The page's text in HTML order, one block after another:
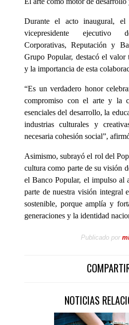
Durante el acto inaugural, el
vicepresidente ejecutivo
Corporativas, Reputación y
Grupo Popular, destacó el valor
y la importancia de esta
“Es un verdadero honor
compromiso con el arte y la
esenciales del desarrollo, la
industrias culturales y
necesaria cohesión social”,
Asimismo, subrayó el rol del
cultura como parte de su visión
el Banco Popular, el impulso al
parte de nuestra visión integral
sostenible, porque amplía y
generaciones y la identidad
Publicado por
NOTICIAS